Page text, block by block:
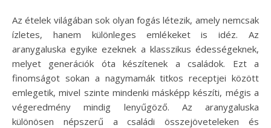
Az ételek világában sok olyan fogás létezik, amely nemcsak
ízletes, hanem különleges emlékeket is idéz. Az
aranygaluska egyike ezeknek a klasszikus édességeknek,
melyet generációk óta készítenek a családok. Ezt a
finomságot sokan a nagymamák titkos receptjei között
emlegetik, mivel szinte mindenki másképp készíti, mégis a
végeredmény mindig lenyűgöző. Az aranygaluska
különösen népszerű a családi összejöveteleken és